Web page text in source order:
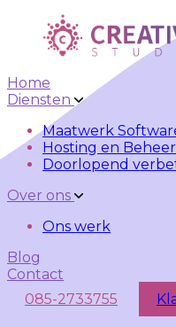
Skip to main content
Home
Diensten
Maatwerk
Hosting en Beheer
Doorlopend
Over ons
Ons werk
Blog
Contact
085-2733755